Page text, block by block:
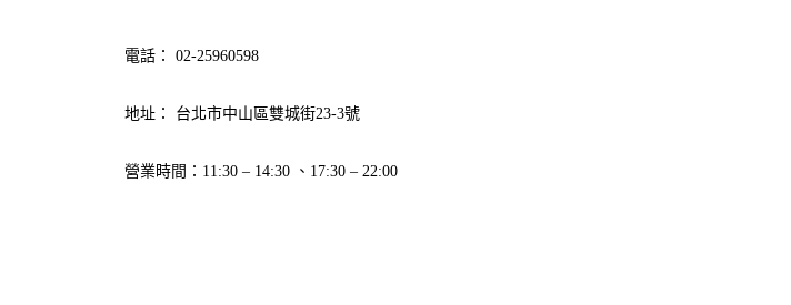
電話： 02-25960598
地址： 台北市中山區雙城街23-3號
營業時間：11:30 – 14:30 、17:30 – 22:00